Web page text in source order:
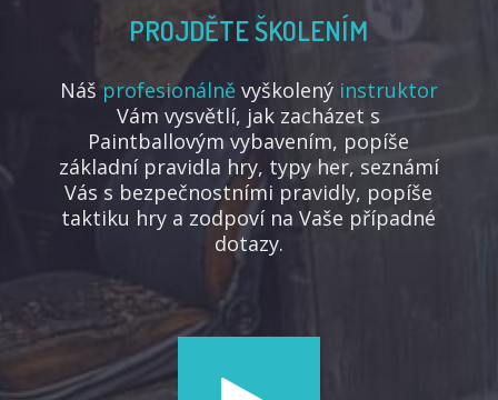
PROJDĚTE ŠKOLENÍM
Nášprofesionálně vyškolený instruktor
Vám vysvětlí, jak zacházet s
Paintballovým vybavením, popíše
základní pravidla hry, typy her, seznámí
Vás s bezpečnostními pravidly, popíše
taktiku hry a zodpoví na Vaše případné
dotazy.